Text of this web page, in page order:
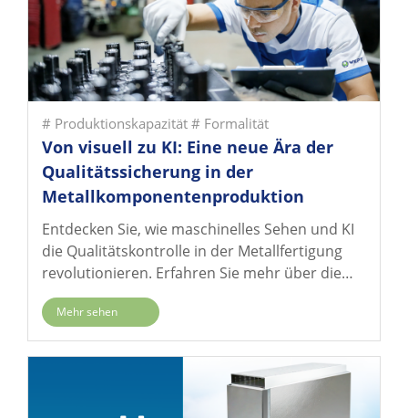
sicherzustellen, dass die Qualität der Teile den
höchsten Standards entspricht.
# Produktionskapazität # Formalität
Von visuell zu KI: Eine neue Ära der
Qualitätssicherung in der
Metallkomponentenproduktion
Entdecken Sie, wie maschinelles Sehen und KI
die Qualitätskontrolle in der Metallfertigung
revolutionieren. Erfahren Sie mehr über die
Grenzen manueller Prüfungen, die Vorteile
intelligenter Technologien und wie WKPT KI-
gestützte visuelle Prüfungen erfolgreich
implementiert hat, um Effizienz und
Mehr sehen